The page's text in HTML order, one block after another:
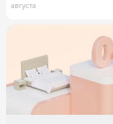
августа